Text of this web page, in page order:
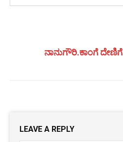
ನಾನುಗೌರಿ.ಕಾಂಗೆ
LEAVE A REPLY